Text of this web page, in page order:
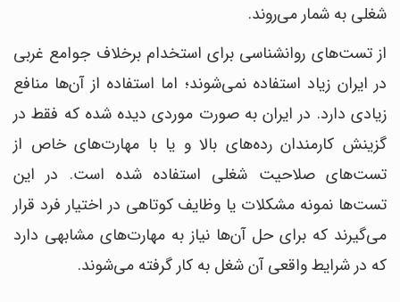
شغلی به شمار می‎‌روند.
از تست‌های روانشناسی برای استخدام برخلاف جوامع غربی
در ایران زیاد استفاده نمی‌شوند؛ اما استفاده از آن‌ها منافع
زیادی دارد. در ایران به صورت موردی دیده شده که فقط در
گزینش کارمندان رده‌های بالا و یا با مهارت‌های خاص از
تست‌های صلاحیت شغلی استفاده شده است. در این
تست‌ها نمونه مشکلات یا وظایف کوتاهی در اختیار فرد قرار
می‌گیرند که برای حل آن‌ها نیاز به مهارت‌های مشابهی دارد
که در شرایط واقعی آن شغل به کار گرفته می‎‌شوند.